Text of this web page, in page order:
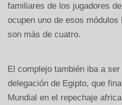
familiares de los jugadores
ocupen uno de esos
son más de cuatro.
El complejo también iba a
delegación de Egipto, que
Mundial en el repechaje